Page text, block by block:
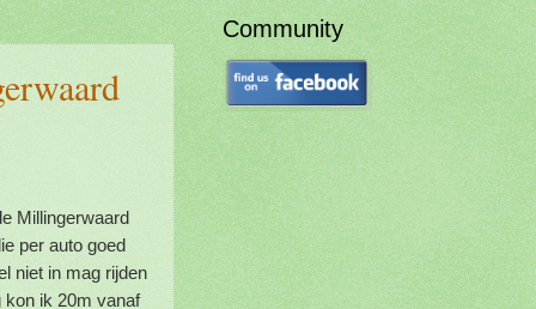
Millingerwaard
per auto goed
niet in mag rijden
kon ik 20m vanaf
Community